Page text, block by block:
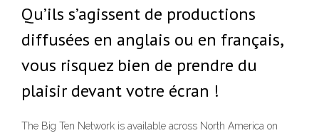
Qu’ils s’agissent de productions
diffusées en anglais ou en français,
vous risquez bien de prendre du
plaisir devant votre écran !
The Big Ten Network is available across North America on